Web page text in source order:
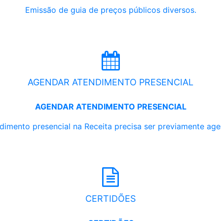
Emissão de guia de preços públicos diversos.
AGENDAR ATENDIMENTO PRESENCIAL
AGENDAR ATENDIMENTO PRESENCIAL
presencial na Receita precisa ser previamente
CERTIDÕES